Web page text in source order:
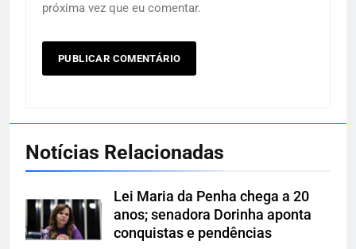
próxima vez que eu comentar.
Notícias Relacionadas
Lei Maria da Penha chega a 20
anos; senadora Dorinha aponta
conquistas e pendências